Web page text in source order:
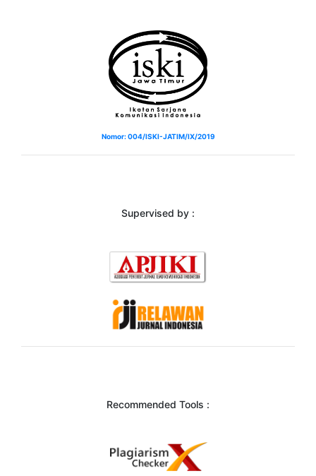
Nomor: 004/ISKI-JATIM/IX/2019
Supervised by :
Recommended Tools :